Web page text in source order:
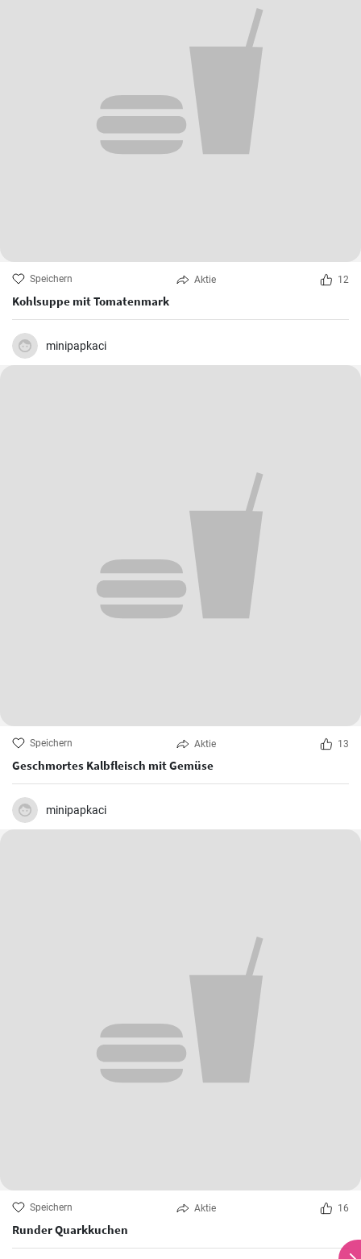
Speichern Aktie 12
Kohlsuppe mit Tomatenmark
minipapkaci
Speichern Aktie 13
Geschmortes Kalbfleisch mit Gemüse
minipapkaci
Speichern Aktie 16
Runder Quarkkuchen